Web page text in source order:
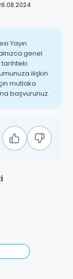
Yayın
genel
tarihteki
ilişkin
mutlaka
başvurunuz.